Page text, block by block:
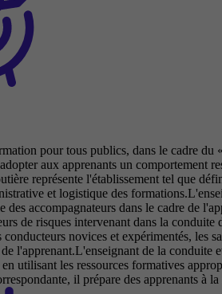
pour tous publics, dans le cadre
aux apprenants un comportement
représente l'établissement tel que
et logistique des
des accompagnateurs dans le cadre de
de risques intervenant dans la
conducteurs novices et expérimentés,
l'apprenant.L'enseignant de la conduite
utilisant les ressources formatives
il prépare des apprenants